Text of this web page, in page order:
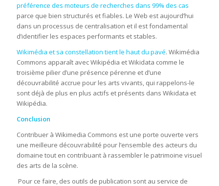
préférence des moteurs de recherches dans 99% des cas
parce que bien structurés et fiables. Le Web est aujourd’hui
dans un processus de centralisation et il est fondamental
d’identifier les espaces performants et stables.
Wikimédia et sa constellation tient le haut du pavé. Wikimédia
Commons apparaît avec Wikipédia et Wikidata comme le
troisième pilier d’une présence pérenne et d’une
découvrabilité accrue pour les arts vivants, qui rappelons-le
sont déjà de plus en plus actifs et présents dans Wikidata et
Wikipédia.
Conclusion
Contribuer à Wikimedia Commons est une porte ouverte vers
une meilleure découvrabilité pour l’ensemble des acteurs du
domaine tout en contribuant à rassembler le patrimoine visuel
des arts de la scène.
Pour ce faire, des outils de publication sont au service de